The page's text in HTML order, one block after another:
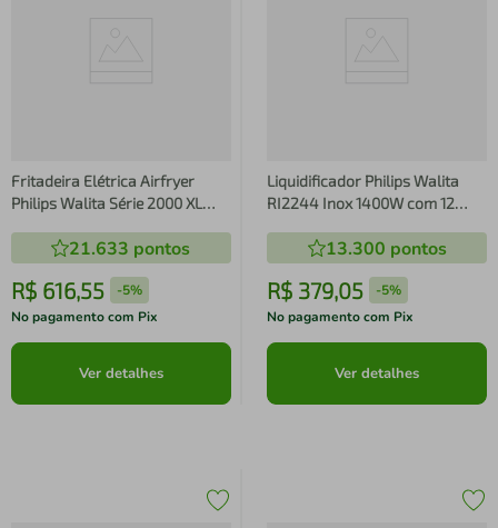
Fritadeira Elétrica Airfryer
Philips Walita Série 2000 XL
21.633 pontos
R$ 616,55 -5%
No pagamento com Pix
Ver detalhes
Liquidificador Philips Walita
RI2244 Inox 1400W com 12
13.300 pontos
R$ 379,05 -5%
No pagamento com Pix
Ver detalhes